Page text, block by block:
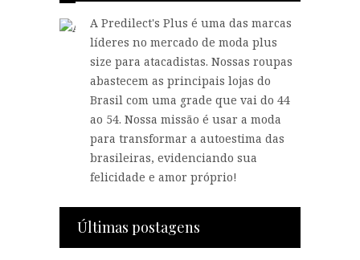
A Predilect's Plus é uma das marcas
líderes no mercado de moda plus
size para atacadistas. Nossas roupas
abastecem as principais lojas do
Brasil com uma grade que vai do 44
ao 54. Nossa missão é usar a moda
para transformar a autoestima das
brasileiras, evidenciando sua
felicidade e amor próprio!
Últimas postagens